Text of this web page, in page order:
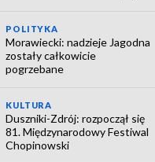
POLITYKA
Morawiecki: nadzieje Jagodna
zostały całkowicie
pogrzebane
KULTURA
Duszniki-Zdrój: rozpoczął się
81. Międzynarodowy Festiwal
Chopinowski